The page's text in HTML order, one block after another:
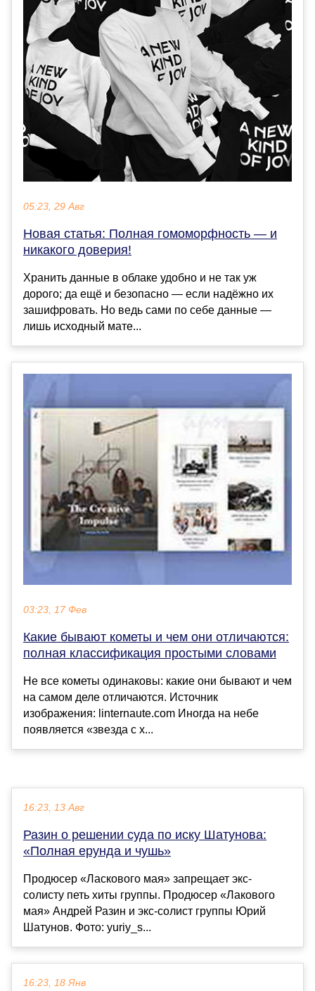
05:23, 29 Авг
Новая статья: Полная гомоморфность — и
никакого доверия!
Хранить данные в облаке удобно и не так уж
дорого; да ещё и безопасно — если надёжно их
зашифровать. Но ведь сами по себе данные —
лишь исходный мате...
03:23, 17 Фев
Какие бывают кометы и чем они отличаются:
полная классификация простыми словами
Не все кометы одинаковы: какие они бывают и чем
на самом деле отличаются. Источник
изображения: linternaute.com Иногда на небе
появляется «звезда с х...
16:23, 13 Авг
Разин о решении суда по иску Шатунова:
«Полная ерунда и чушь»
Продюсер «Ласкового мая» запрещает экс-
солисту петь хиты группы. Продюсер «Лакового
мая» Андрей Разин и экс-солист группы Юрий
Шатунов. Фото: yuriy_s...
16:23, 18 Янв